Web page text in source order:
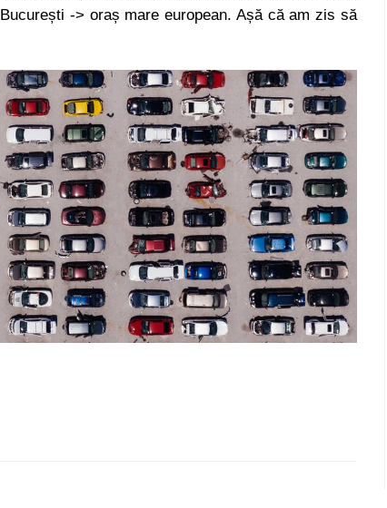
-> oraș mare european. Așă că am zis să